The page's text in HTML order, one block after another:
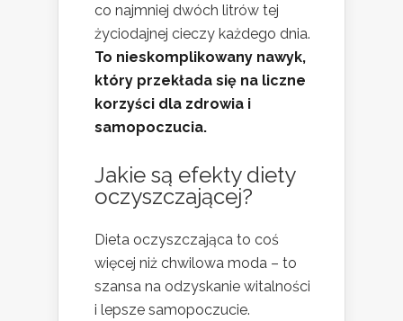
co najmniej dwóch litrów tej
życiodajnej cieczy każdego dnia.
To nieskomplikowany nawyk,
który przekłada się na liczne
korzyści dla zdrowia i
samopoczucia.
Jakie są efekty diety
oczyszczającej?
Dieta oczyszczająca to coś
więcej niż chwilowa moda – to
szansa na odzyskanie witalności
i lepsze samopoczucie.